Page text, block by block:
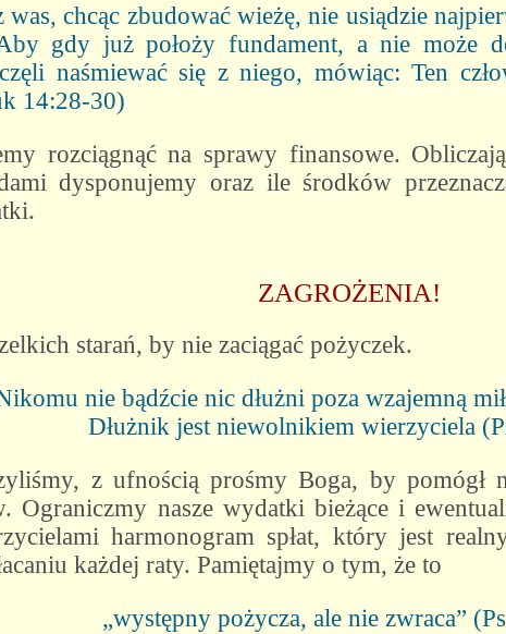
chcąc zbudować wieżę, nie usiądzie
gdy już położy fundament, a nie może
naśmiewać się z niego, mówiąc: Ten
14:28-30)
rozciągnąć na sprawy finansowe.
dysponujemy oraz ile środków
ZAGROŻENIA!
starań, by nie zaciągać pożyczek.
nie bądźcie nic dłużni poza wzajemną
Dłużnik jest niewolnikiem wierzyciela
z ufnością prośmy Boga, by pomógł
Ograniczmy nasze wydatki bieżące i
harmonogram spłat, który jest
każdej raty. Pamiętajmy o tym, że to
„występny pożycza, ale nie zwraca”